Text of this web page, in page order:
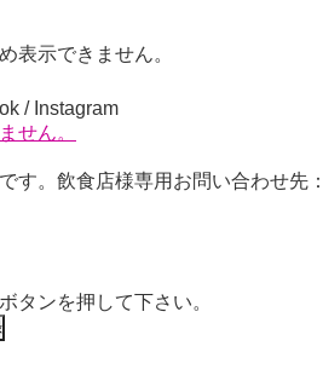
表示できません。
/ Instagram
せん。
す。飲食店様専用お問い合わせ先
タンを押して下さい。